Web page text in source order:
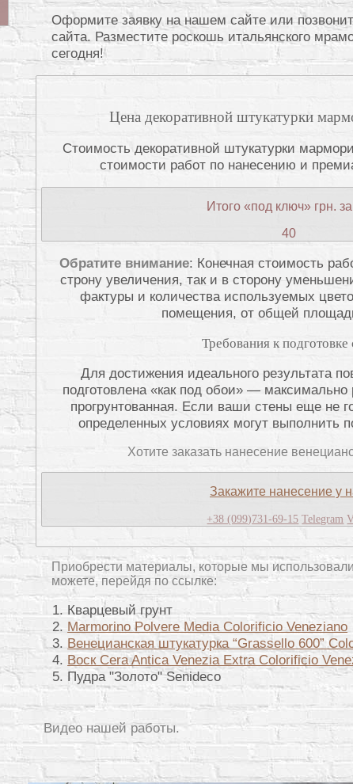
Оформите заявку на нашем сайте или
сайта. Разместите роскошь итальянского
сегодня!
Цена декоративной штукатурки
Стоимость декоративной штукатурки
стоимости работ по нанесению и
Итого «под ключ» грн.
40
Обратите внимание: Конечная стоимость
строну увеличения, так и в сторону
фактуры и количества используемых
помещения, от общей
Требования к подготовке
Для достижения идеального результата
подготовлена «как под обои» — максимально
прогрунтованная. Если ваши стены еще не
определенных условиях могут выполнить
Хотите заказать нанесение
Закажите нанесение у
+38 (099)731-69-15 Telegram
Приобрести материалы, которые мы
можете, перейдя по ссылке:
Кварцевый грунт
Marmorino Polvere Media Colorificio Veneziano
Венецианская штукатурка “Grassello 600”
Воск Cera Antica Venezia Extra Colorificio
Пудра "Золото" Senideco
Видео нашей работы.